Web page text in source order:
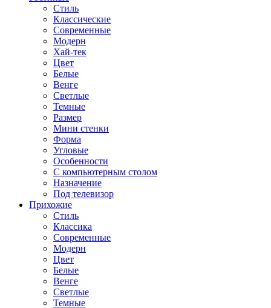
Стиль
Классические
Современные
Модерн
Хай-тек
Цвет
Белые
Венге
Светлые
Темные
Размер
Мини стенки
Форма
Угловые
Особенности
С компьютерным столом
Назначение
Под телевизор
Прихожие
Стиль
Классика
Современные
Модерн
Цвет
Белые
Венге
Светлые
Темные